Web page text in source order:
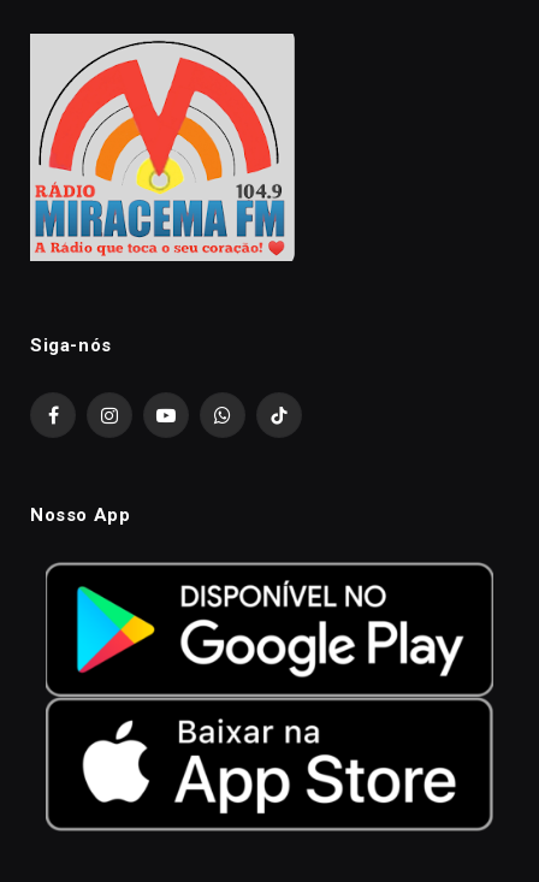
Siga-nós
FacebookInstagramYouTubeWhatsAppTikTok
Nosso App